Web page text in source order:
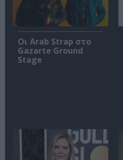
Οι Arab Strap στο
Gazarte Ground
Stage